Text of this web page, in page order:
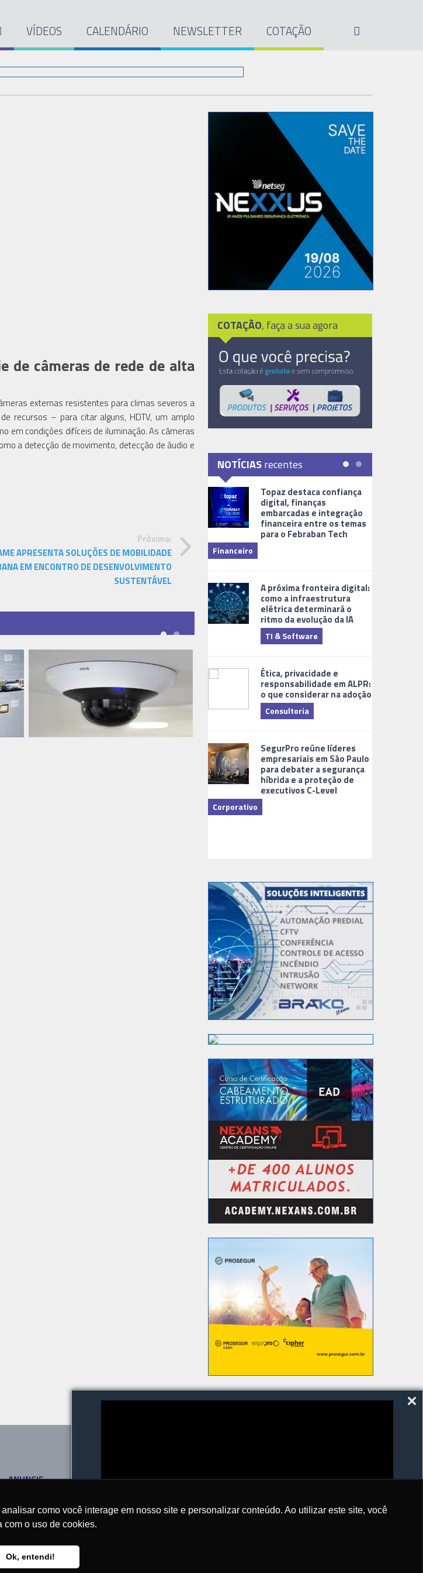
como você interage em nosso site e personalizar conteúdo. Ao utilizar este site, você
com o uso de cookies.
Ok, entendi!
VÍDEOS CALENDÁRIO NEWSLETTER COTAÇÃO
de câmeras de rede de alta
externas resistentes para climas severos a
recursos – para citar alguns, HDTV, um amplo
em condições difíceis de iluminação. As câmeras
a detecção de movimento, detecção de áudio e
Próxima:
APRESENTA SOLUÇÕES DE MOBILIDADE
EM ENCONTRO DE DESENVOLVIMENTO
SUSTENTÁVEL
COTAÇÃO, faça a sua agora
NOTÍCIASrecentes
Topaz destaca confiança
digital, finanças
embarcadas e integração
financeira entre os temas
para o Febraban Tech
Financeiro
A próxima fronteira digital:
como a infraestrutura
elétrica determinará o
ritmo da evolução da IA
TI & Software
Ética, privacidade e
responsabilidade em ALPR:
o que considerar na adoção
Consultoria
SegurPro reúne líderes
empresariais em São Paulo
para debater a segurança
híbrida e a proteção de
executivos C-Level
Corporativo
ANUNCIE
CONTATO